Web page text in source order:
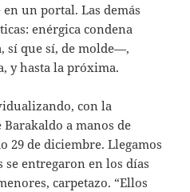
un portal. Las demás
enérgica condena
sí que sí, de molde—,
y hasta la próxima.
con la
a manos de
29 de diciembre. Llegamos
se entregaron en los días
carpetazo. “Ellos